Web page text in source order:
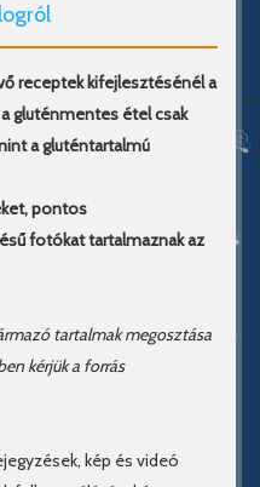
receptek kifejlesztésénél a
gluténmentes étel csak
a gluténtartalmú
pontos
fotókat tartalmaznak az
tartalmak megosztása
kérjük a forrás
kép és videó